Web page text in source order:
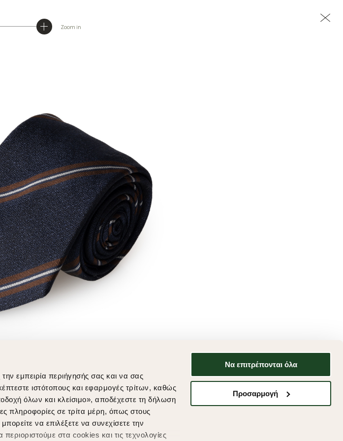
εμπειρία περιήγησής σας και να σας
ιστότοπους και εφαρμογές τρίτων, καθώς
όλων και κλείσιμο», αποδέχεστε τη δήλωση
πληροφορίες σε τρίτα μέρη, όπως στους
να επιλέξετε να συνεχίσετε την
στα cookies και τις τεχνολογίες
Να επιτρέπονται όλα
Προσαρμογή
Zoom in